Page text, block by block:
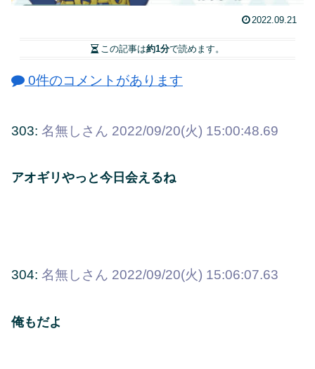
2022.09.21
この記事は約1分で読めます。
0件のコメントがあります
303: 名無しさん 2022/09/20(火) 15:00:48.69
アオギリやっと今日会えるね
304: 名無しさん 2022/09/20(火) 15:06:07.63
俺もだよ